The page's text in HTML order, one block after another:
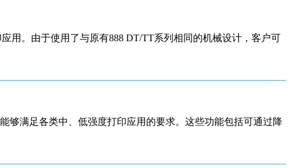
用。由于使用了与原有888 DT/TT系列相同的机械设计，客户可
够满足各类中、低强度打印应用的要求。这些功能包括可通过降